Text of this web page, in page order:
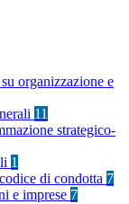
organizzazione e
11
strategico-
1
di condotta 7
e imprese 7